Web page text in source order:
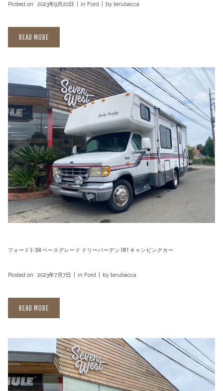
Posted on 2023年9月20日 in Ford by terubacca
READ MORE
フォード E-350 ベースグレード ドリーバーデン 19FT キャンピングカー
Posted on 2023年7月7日 in Ford by terubacca
READ MORE